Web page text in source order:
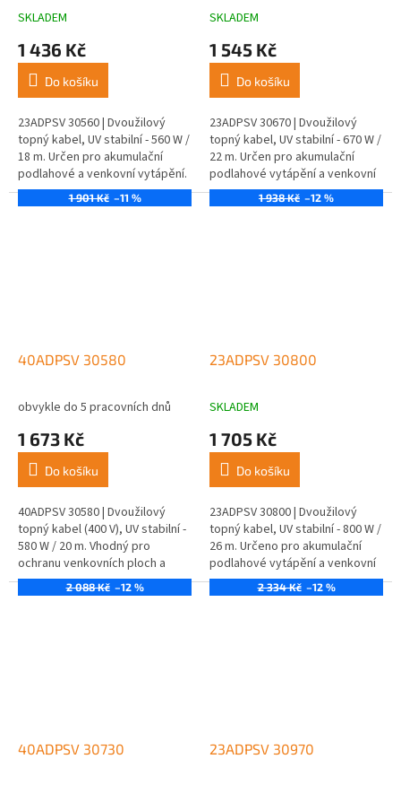
SKLADEM
1 436 Kč
Do košíku
23ADPSV 30560 | Dvoužilový
topný kabel, UV stabilní - 560 W /
18 m. Určen pro akumulační
podlahové a venkovní vytápění.
SKLADEM
1 545 Kč
Do košíku
23ADPSV 30670 | Dvoužilový
topný kabel, UV stabilní - 670 W /
22 m. Určen pro akumulační
podlahové vytápění a venkovní
aplikace.
1 901 Kč –11 %
40ADPSV 30580
obvykle do 5 pracovních dnů
1 673 Kč
Do košíku
40ADPSV 30580 | Dvoužilový
topný kabel (400 V), UV stabilní -
580 W / 20 m. Vhodný pro
ochranu venkovních ploch a
střešních okapů.
1 938 Kč –12 %
23ADPSV 30800
SKLADEM
1 705 Kč
Do košíku
23ADPSV 30800 | Dvoužilový
topný kabel, UV stabilní - 800 W /
26 m. Určeno pro akumulační
podlahové vytápění a venkovní
aplikace.
2 088 Kč –12 %
40ADPSV 30730
2 334 Kč –12 %
23ADPSV 30970